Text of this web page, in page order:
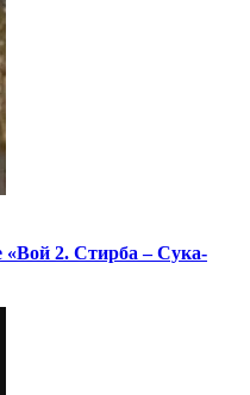
2. Стирба – Сука-